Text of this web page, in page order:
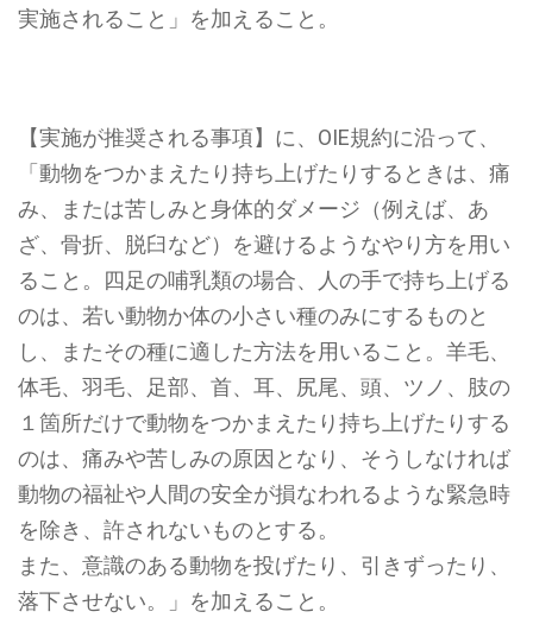
実施されること」 を加えること。
【実施が推奨される事項】に、OIE規約に沿って、
「 動物をつかまえたり持ち上げたりするときは、痛
み、または苦しみと身体的ダメージ（例えば、あ
ざ、骨折、脱臼など）を避けるようなやり方を用い
ること。四足の哺乳類の場合、人の手で持ち上げる
のは、若い動物か体の小さい種のみにするものと
し、またその種に適した方法を用いること。羊毛、
体毛、羽毛、足部、首、耳、尻尾、頭、ツノ、肢の
１箇所だけで動物をつかまえたり持ち上げたりする
のは、痛みや苦しみの原因となり、そうしなければ
動物の福祉や人間の安全が損なわれるような緊急時
を除き、許されないものとする。
また、意識のある動物を投げたり、引きずったり、
落下させない。」 を加えること。